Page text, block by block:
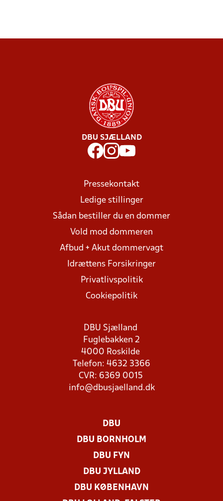
DBU SJÆLLAND
Pressekontakt
Ledige stillinger
Sådan bestiller du en dommer
Vold mod dommeren
Afbud + Akut dommervagt
Idrættens Forsikringer
Privatlivspolitik
Cookiepolitik
DBU Sjælland
Fuglebakken 2
4000 Roskilde
Telefon: 4632 3366
CVR: 6369 0015
info@dbusjaelland.dk
DBU
DBU BORNHOLM
DBU FYN
DBU JYLLAND
DBU KØBENHAVN